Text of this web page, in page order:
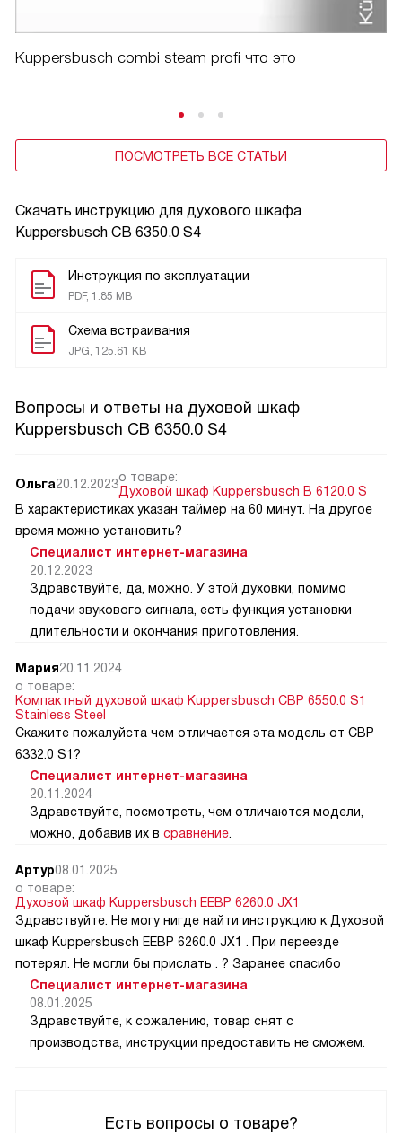
Скачать инструкцию для духового шкафа
Kuppersbusch CB 6350.0 S4
Инструкция по эксплуатации
PDF, 1.85 MB
Схема встраивания
JPG, 125.61 KB
Kuppersbusch combi steam profi что это
ПОСМОТРЕТЬ ВСЕ СТАТЬИ
Вопросы и ответы на духовой шкаф
Kuppersbusch CB 6350.0 S4
Есть вопросы о товаре?
Ольга20.12.2023о товаре:
Духовой шкаф Kuppersbusch B 6120.0 S
В характеристиках указан таймер на 60 минут. На другое
время можно установить?
Специалист интернет-магазина
20.12.2023
Здравствуйте, да, можно. У этой духовки, помимо
подачи звукового сигнала, есть функция установки
длительности и окончания приготовления.
Мария20.11.2024
о товаре:
Компактный духовой шкаф Kuppersbusch CBP 6550.0 S1
Stainless Steel
Скажите пожалуйста чем отличается эта модель от CВP
6332.0 S1?
Специалист интернет-магазина
20.11.2024
Здравствуйте, посмотреть, чем отличаются модели,
можно, добавив их в сравнение
Артур08.01.2025
о товаре:
Духовой шкаф Kuppersbusch EEBP 6260.0 JX1
Здравствуйте. Не могу нигде найти инструкцию к Духовой
шкаф Kuppersbusch EEBP 6260.0 JX1 . При переезде
потерял. Не могли бы прислать . ? Заранее спасибо
Специалист интернет-магазина
08.01.2025
Здравствуйте, к сожалению, товар снят с
производства, инструкции предоставить не сможем.